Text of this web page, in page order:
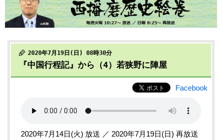
2020年7月19日(日) 08時30分
『中国行程記』から（4）若狭野に陣屋
Facebook
2020年7月14日(火) 放送 ／ 2020年7月19日(日) 再放送